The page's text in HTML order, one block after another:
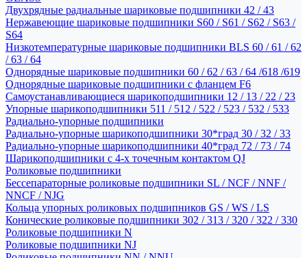
Двухрядные радиальные шариковые подшипники 42 / 43
Нержавеющие шариковые подшипники S60 / S61 / S62 / S63 /
S64
Низкотемпературные шариковые подшипники BLS 60 / 61 / 62
/ 63 / 64
Однорядные шариковые подшипники 60 / 62 / 63 / 64 /618 /619
Однорядные шариковые подшипники с фланцем F6
Самоустанавливающиеся шарикоподшипники 12 / 13 / 22 / 23
Упорные шарикоподшипники 511 / 512 / 522 / 523 / 532 / 533
Радиально-упорные подшипники
Радиально-упорные шарикоподшипники 30*град 30 / 32 / 33
Радиально-упорные шарикоподшипники 40*град 72 / 73 / 74
Шарикоподшипники с 4-х точечным контактом QJ
Роликовые подшипники
Бессепараторные роликовые подшипники SL / NCF / NNF /
NNCF / NJG
Кольца упорных роликовых подшипников GS / WS / LS
Конические роликовые подшипники 302 / 313 / 320 / 322 / 330
Роликовые подшипники N
Роликовые подшипники NJ